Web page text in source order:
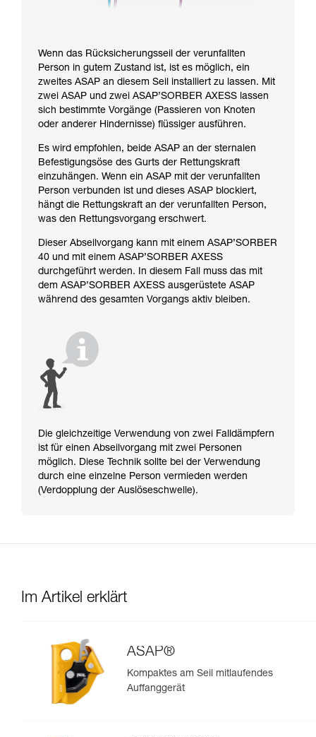
Wenn das Rücksicherungsseil der verunfallten
Person in gutem Zustand ist, ist es möglich, ein
zweites ASAP an diesem Seil installiert zu lassen. Mit
zwei ASAP und zwei ASAP’SORBER AXESS lassen
sich bestimmte Vorgänge (Passieren von Knoten
oder anderer Hindernisse) flüssiger ausführen.
Es wird empfohlen, beide ASAP an der sternalen
Befestigungsöse des Gurts der Rettungskraft
einzuhängen. Wenn ein ASAP mit der verunfallten
Person verbunden ist und dieses ASAP blockiert,
hängt die Rettungskraft an der verunfallten Person,
was den Rettungsvorgang erschwert.
Dieser Abseilvorgang kann mit einem ASAP’SORBER
40 und mit einem ASAP’SORBER AXESS
durchgeführt werden. In diesem Fall muss das mit
dem ASAP’SORBER AXESS ausgerüstete ASAP
während des gesamten Vorgangs aktiv bleiben.
Die gleichzeitige Verwendung von zwei Falldämpfern
ist für einen Abseilvorgang mit zwei Personen
möglich. Diese Technik sollte bei der Verwendung
durch eine einzelne Person vermieden werden
(Verdopplung der Auslöseschwelle).
Im Artikel erklärt
ASAP®
Kompaktes am Seil mitlaufendes
Auffanggerät